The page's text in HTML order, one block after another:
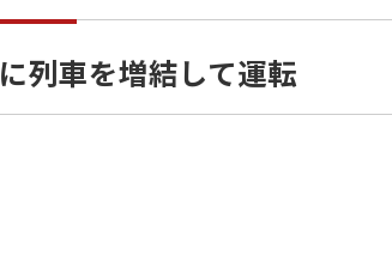
列車を増結して運転